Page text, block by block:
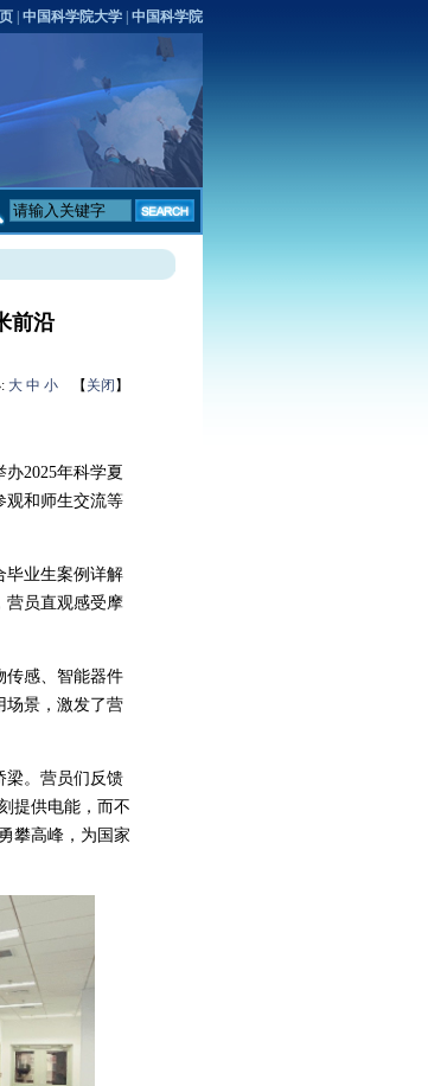
| 中国科学院大学| 中国科学院
前沿
大 中 小 【 关闭 】
2025年科学夏
观和师生交流等
毕业生案例详解
营员直观感受摩
传感、智能器件
场景，激发了营
梁。营员们反馈
提供电能，而不
攀高峰，为国家